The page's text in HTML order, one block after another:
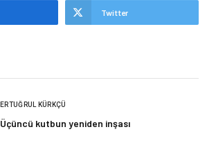
Twitter
ERTUĞRUL KÜRKÇÜ
Üçüncü kutbun yeniden inşası